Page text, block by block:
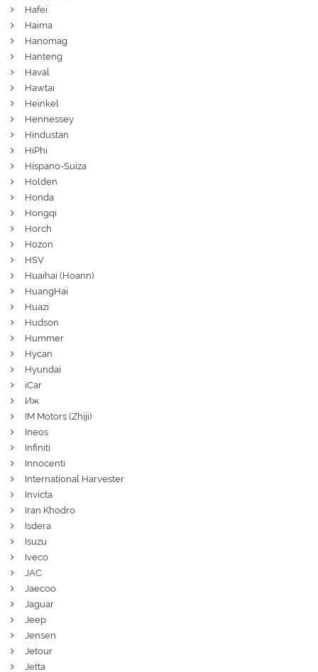
Hafei
Haima
Hanomag
Hanteng
Haval
Hawtai
Heinkel
Hennessey
Hindustan
HiPhi
Hispano-Suiza
Holden
Honda
Hongqi
Horch
Hozon
HSV
Huaihai (Hoann)
HuangHai
Huazi
Hudson
Hummer
Hycan
Hyundai
iCar
Иж
IM Motors (Zhiji)
Ineos
Infiniti
Innocenti
International Harvester
Invicta
Iran Khodro
Isdera
Isuzu
Iveco
JAC
Jaecoo
Jaguar
Jeep
Jensen
Jetour
Jetta